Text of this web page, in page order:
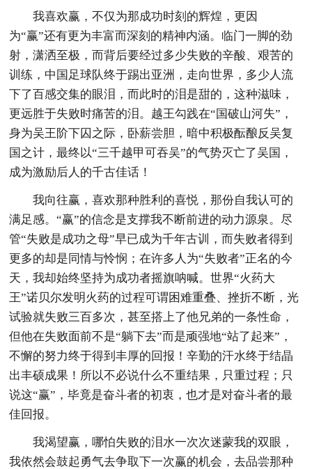
我喜欢赢，不仅为那成功时刻的辉煌，更因
为“赢”还有更为丰富而深刻的精神内涵。临门一脚的劲
射，潇洒至极，而背后要经过多少失败的辛酸、艰苦的
训练，中国足球队终于踢出亚洲，走向世界，多少人流
下了百感交集的眼泪，而此时的泪是甜的，这种滋味，
更远胜于失败时痛苦的泪。越王勾践在“国破山河失”，
身为吴王阶下囚之际，卧薪尝胆，暗中积极酝酿反吴复
国之计，最终以“三千越甲可吞吴”的气势灭亡了吴国，
成为激励后人的千古佳话！
我向往赢，喜欢那种胜利的喜悦，那份自我认可的
满足感。“赢”的信念是支撑我不断前进的动力源泉。尽
管“失败是成功之母”早已成为千年古训，而失败者得到
更多的却是同情与怜悯；在许多人为“失败者”正名的今
天，我却始终坚持为成功者摇旗呐喊。世界“火药大
王”诺贝尔发明火药的过程可谓困难重叠、挫折不断，光
试验就失败三百多次，甚至搭上了他兄弟的一条性命，
但他在失败面前不是“躺下去”而是顽强地“站了起来”，
不懈的努力终于得到丰厚的回报！辛勤的汗水终于结晶
出丰硕成果！所以不必说什么不重结果，只重过程；只
说这“赢”，毕竟是奋斗者的初衷，也才是对奋斗者的最
佳回报。
我渴望赢，哪怕失败的泪水一次次迷蒙我的双眼，
我依然会鼓起勇气去争取下一次赢的机会，去品尝那种